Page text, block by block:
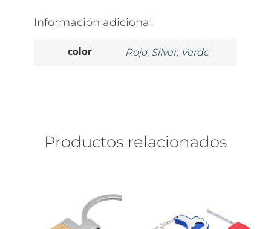
Información adicional
color Rojo, Silver, Verde
Productos relacionados